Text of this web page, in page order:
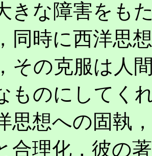
きな障害をも
同時に西洋思
その克服は人
ものにしてく
思想への固執
合理化，彼の